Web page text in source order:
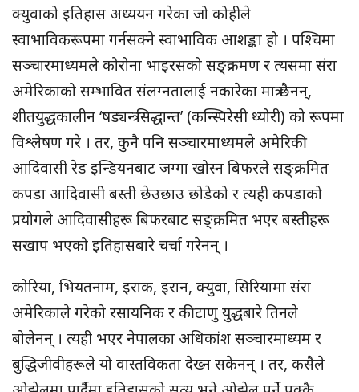
क्युवाको इतिहास अध्ययन गरेका जो कोहीले
स्वाभाविकरूपमा गर्नसक्ने स्वाभाविक आशङ्का हो । पश्चिमा
सञ्चारमाध्यमले कोरोना भाइरसको सङ्क्रमण र त्यसमा संरा
अमेरिकाको सम्भावित संलग्नतालाई नकारेका मात्र छैनन्,
शीतयुद्धकालीन ‘षड्यन्त्र सिद्धान्त’ (कन्स्पिरेसी थ्योरी) को रूपमा
विश्लेषण गरे । तर, कुनै पनि सञ्चारमाध्यमले अमेरिकी
आदिवासी रेड इन्डियनबाट जग्गा खोस्न बिफरले सङ्क्रमित
कपडा आदिवासी बस्ती छेउछाउ छोडेको र त्यही कपडाको
प्रयोगले आदिवासीहरू बिफरबाट सङ्क्रमित भएर बस्तीहरू
सखाप भएको इतिहासबारे चर्चा गरेनन् ।
कोरिया, भियतनाम, इराक, इरान, क्युवा, सिरियामा संरा
अमेरिकाले गरेको रसायनिक र कीटाणु युद्धबारे तिनले
बोलेनन् । त्यही भएर नेपालका अधिकांश सञ्चारमाध्यम र
बुद्धिजीवीहरूले यो वास्तविकता देख्न सकेनन् । तर, कसैले